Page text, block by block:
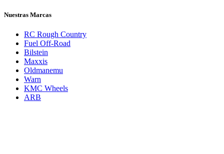
Nuestras Marcas
RC Rough Country
Fuel Off-Road
Bilstein
Maxxis
Oldmanemu
Warn
KMC Wheels
ARB